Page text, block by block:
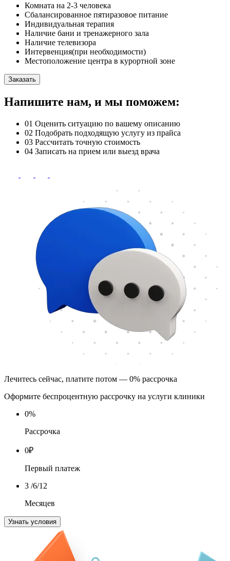
Комната на 2-3 человека
Сбалансированное пятиразовое питание
Индивидуальная терапия
Наличие бани и тренажерного зала
Наличие телевизора
Интервенция(при необходимости)
Местоположение центра в курортной зоне
Заказать
Напишите нам, и мы поможем:
01 Оценить ситуацию по вашему описанию
02 Подобрать подходящую услугу из прайса
03 Рассчитать точную стоимость
04 Записать на прием или выезд врача
Лечитесь сейчас, платите потом — 0% рассрочка
Оформите беспроцентную рассрочку на услуги клиники
0%
Рассрочка
0₽
Первый платеж
3 /6/12
Месяцев
Узнать условия